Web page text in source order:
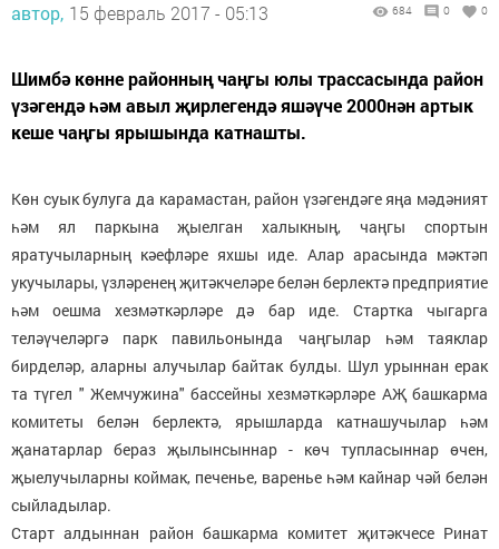
автор, 15 февраль 2017 - 05:13 684 0 0
Шимбә көнне районның чаңгы юлы трассасында район
үзәгендә һәм авыл җирлегендә яшәүче 2000нән артык
кеше чаңгы ярышында катнашты.
Көн суык булуга да карамастан, район үзәгендәге яңа мәдәният
һәм ял паркына җыелган халыкның, чаңгы спортын
яратучыларның кәефләре яхшы иде. Алар арасында мәктәп
укучылары, үзләренең җитәкчеләре белән берлектә предприятие
һәм оешма хезмәткәрләре дә бар иде. Стартка чыгарга
теләүчеләргә парк павильонында чаңгылар һәм таяклар
бирделәр, аларны алучылар байтак булды. Шул урыннан ерак
та түгел " Жемчужина" бассейны хезмәткәрләре АҖ башкарма
комитеты белән берлектә, ярышларда катнашучылар һәм
җанатарлар бераз җылынсыннар - көч тупласыннар өчен,
җыелучыларны коймак, печенье, варенье һәм кайнар чәй белән
сыйладылар.
Старт алдыннан район башкарма комитет җитәкчесе Ринат